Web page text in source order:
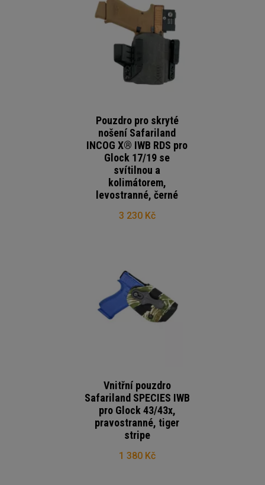
Pouzdro pro skryté
nošení Safariland
INCOG X® IWB RDS pro
Glock 17/19 se
svítilnou a
kolimátorem,
levostranné, černé
3 230 Kč
Vnitřní pouzdro
Safariland SPECIES IWB
pro Glock 43/43x,
pravostranné, tiger
stripe
1 380 Kč